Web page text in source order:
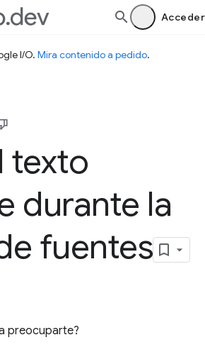
Acceder
I/O. Mira contenido a pedido.
texto
durante la
fuentes
preocuparte?